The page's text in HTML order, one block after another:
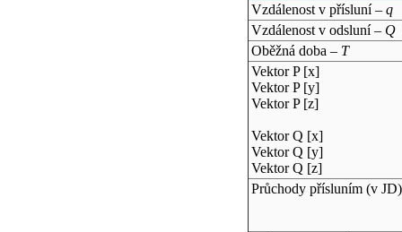
Vzdálenost v přísluní – q
Vzdálenost v odsluní – Q
Oběžná doba – T
Vektor P [x]
Vektor P [y]
Vektor P [z]
Vektor Q [x]
Vektor Q [y]
Vektor Q [z]
Průchody přísluním (v JD)